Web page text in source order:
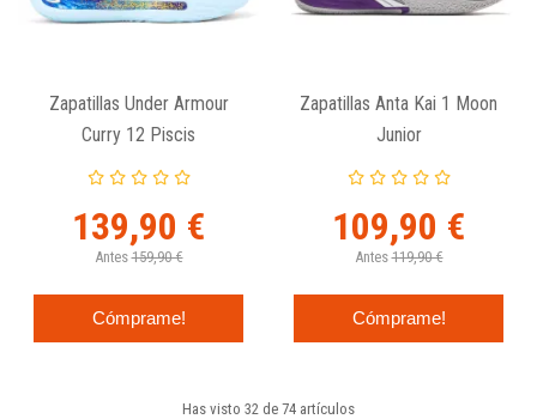
Zapatillas Under Armour
Curry 12 Piscis
139,90 €
Antes 159,90 €
Cómprame!
Zapatillas Anta Kai 1 Moon
Junior
109,90 €
Antes 119,90 €
Cómprame!
Has visto 32 de 74 artículos